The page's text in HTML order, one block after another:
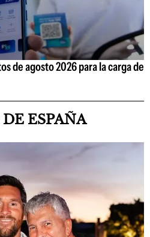
de agosto 2026 para la carga de
ESPAÑA